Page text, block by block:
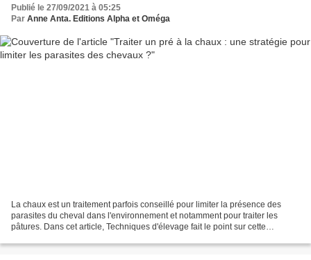
Publié le 27/09/2021 à 05:25
Par Anne Anta. Editions Alpha et Oméga
La chaux est un traitement parfois conseillé pour limiter la présence des
parasites du cheval dans l'environnement et notamment pour traiter les
pâtures. Dans cet article, Techniques d'élevage fait le point sur cette